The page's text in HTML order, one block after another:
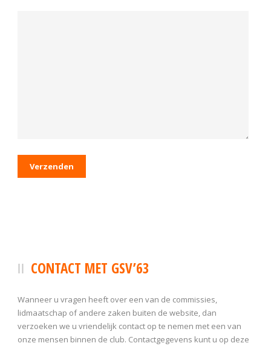
CONTACT MET GSV’63
Wanneer u vragen heeft over een van de commissies,
lidmaatschap of andere zaken buiten de website, dan
verzoeken we u vriendelijk contact op te nemen met een van
onze mensen binnen de club. Contactgegevens kunt u op deze